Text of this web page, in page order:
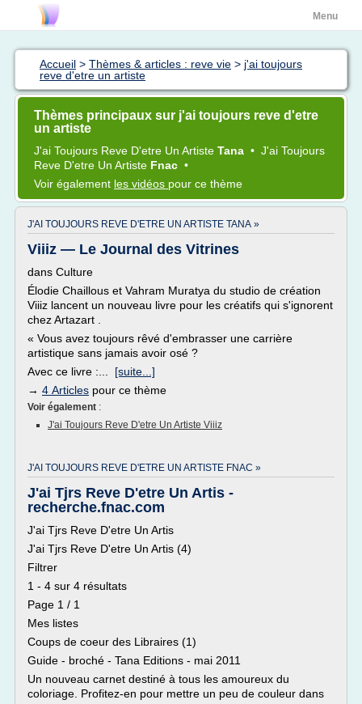
Menu
Accueil > Thèmes & articles : reve vie > j'ai toujours
reve d'etre un artiste
Thèmes principaux sur j'ai toujours reve d'etre
un artiste
J'ai Toujours Reve D'etre Un Artiste Tana • J'ai Toujours
Reve D'etre Un Artiste Fnac •
Voir également les vidéos pour ce thème
J'AI TOUJOURS REVE D'ETRE UN ARTISTE TANA »
Viiiz — Le Journal des Vitrines
dans Culture
Élodie Chaillous et Vahram Muratya du studio de création
Viiiz lancent un nouveau livre pour les créatifs qui s'ignorent
chez Artazart .
« Vous avez toujours rêvé d'embrasser une carrière
artistique sans jamais avoir osé ?
Avec ce livre :... [suite...]
→ 4 Articles pour ce thème
Voir également :
J'ai Toujours Reve D'etre Un Artiste Viiiz
J'AI TOUJOURS REVE D'ETRE UN ARTISTE FNAC »
J'ai Tjrs Reve D'etre Un Artis -
recherche.fnac.com
J'ai Tjrs Reve D'etre Un Artis
J'ai Tjrs Reve D'etre Un Artis (4)
Filtrer
1 - 4 sur 4 résultats
Page 1 / 1
Mes listes
Coups de coeur des Libraires (1)
Guide - broché - Tana Editions - mai 2011
Un nouveau carnet destiné à tous les amoureux du
coloriage. Profitez-en pour mettre un peu de couleur dans